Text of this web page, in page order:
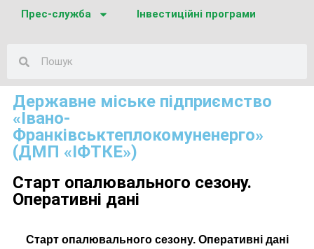
Прес-служба Інвестиційні програми
Державне міське підприємство
«Івано-
Франківськтеплокомуненерго»
(ДМП «ІФТКЕ»)
Старт опалювального сезону.
Оперативні дані
Старт опалювального сезону. Оперативні дані